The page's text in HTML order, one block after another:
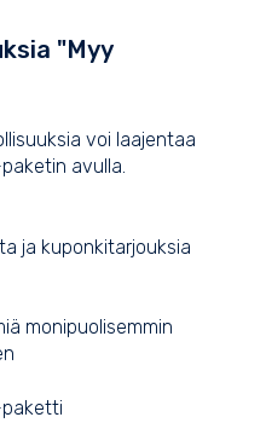
"Myy
voi laajentaa
avulla.
ja kuponkitarjouksia
monipuolisemmin